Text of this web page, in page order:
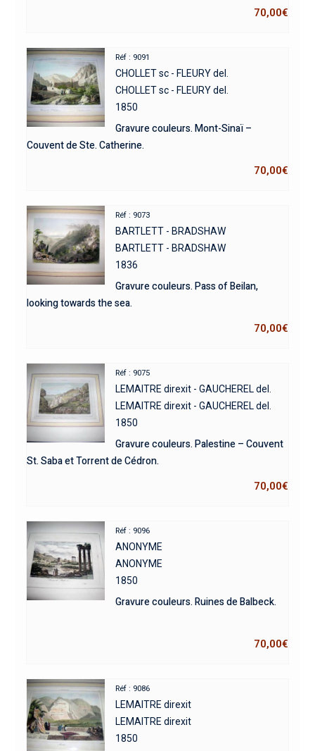
70,00€
Réf : 9091
CHOLLET sc - FLEURY del.
CHOLLET sc - FLEURY del.
1850
Gravure couleurs. Mont-Sinaï –
Couvent de Ste. Catherine.
70,00€
Réf : 9073
BARTLETT - BRADSHAW
BARTLETT - BRADSHAW
1836
Gravure couleurs. Pass of Beilan,
looking towards the sea.
70,00€
Réf : 9075
LEMAITRE direxit - GAUCHEREL del.
LEMAITRE direxit - GAUCHEREL del.
1850
Gravure couleurs. Palestine – Couvent
St. Saba et Torrent de Cédron.
70,00€
Réf : 9096
ANONYME
ANONYME
1850
Gravure couleurs. Ruines de Balbeck.
70,00€
Réf : 9086
LEMAITRE direxit
LEMAITRE direxit
1850